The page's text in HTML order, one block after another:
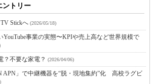
ントリー
TV Stickへ (2026/05/18)
YouTube事業の実態〜KPIや売上高など世界規模で
？不要な家電？ (2026/04/06)
APN」で中継機器を“脱・現地集約”化 高校ラグビ